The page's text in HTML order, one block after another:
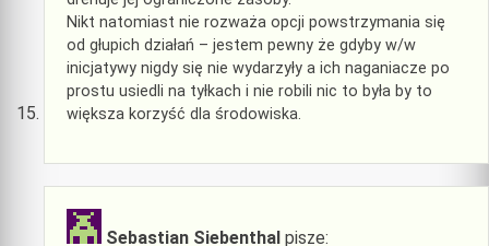
Nikt natomiast nie rozważa opcji powstrzymania się
od głupich działań – jestem pewny że gdyby w/w
inicjatywy nigdy się nie wydarzyły a ich naganiacze po
prostu usiedli na tyłkach i nie robili nic to była by to
większa korzyść dla środowiska.
Sebastian Siebenthal pisze: